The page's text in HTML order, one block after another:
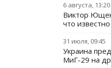
6 августа, 13:20
Виктор
что
31 июля, 09:45
Украина
МиГ-29 на